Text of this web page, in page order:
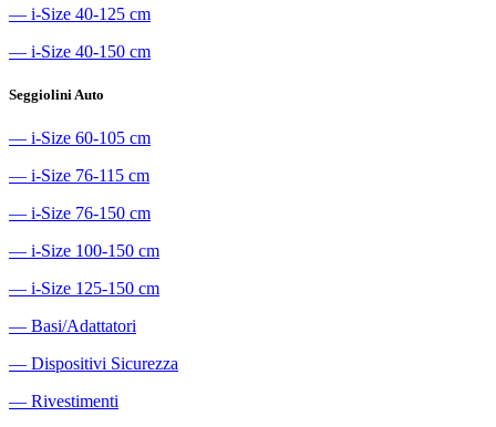
― i-Size 40-125 cm
― i-Size 40-150 cm
Seggiolini Auto
― i-Size 60-105 cm
― i-Size 76-115 cm
― i-Size 76-150 cm
― i-Size 100-150 cm
― i-Size 125-150 cm
― Basi/Adattatori
― Dispositivi Sicurezza
― Rivestimenti